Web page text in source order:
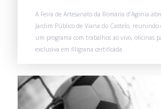
A Feira de Artesanato da Romaria d’Agonia
Jardim Público de Viana do Castelo, reunindo
um programa com trabalhos ao vivo, oficinas
exclusiva em filigrana certificada.